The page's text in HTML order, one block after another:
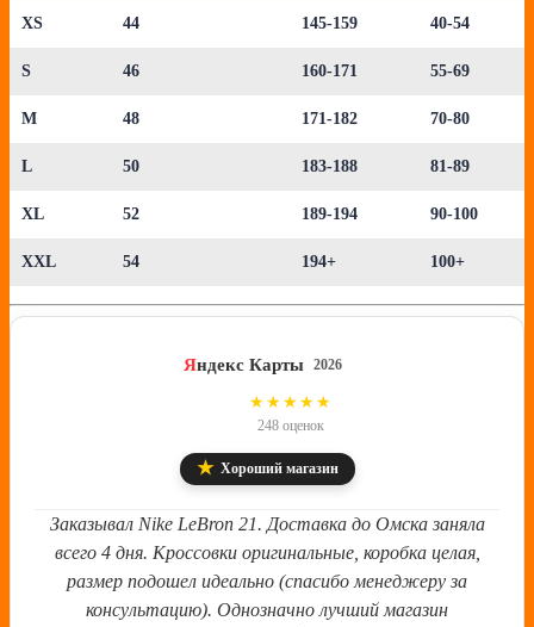
XS 44 145-159 40-54
S 46 160-171 55-69
M 48 171-182 70-80
L 50 183-188 81-89
XL 52 189-194 90-100
XXL 54 194+ 100+
Яндекс Карты 2026
★★★★★
248 оценок
★ Хороший магазин
Заказывал Nike LeBron 21. Доставка до Омска заняла
всего 4 дня. Кроссовки оригинальные, коробка целая,
размер подошел идеально (спасибо менеджеру за
консультацию). Однозначно лучший магазин